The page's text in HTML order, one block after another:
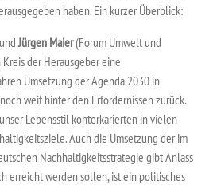
haben. Ein kurzer Überblick:
Jürgen Maier(Forum Umwelt und
der Herausgeber eine
Umsetzung der Agenda 2030 in
weit hinter den Erfordernissen zurück.
Lebensstil konterkarierten in vielen
Auch die Umsetzung der im
Nachhaltigkeitsstrategie gibt Anlass
erreicht werden sollen, ist ein politisches